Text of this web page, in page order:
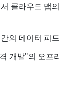
클라우드 맵
의 데이터 피
개발"의 오프